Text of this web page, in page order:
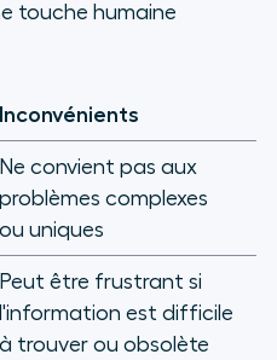
touche humaine
Inconvénients
Ne convient pas aux
problèmes complexes
ou uniques
Peut être frustrant si
l'information est difficile
à trouver ou obsolète